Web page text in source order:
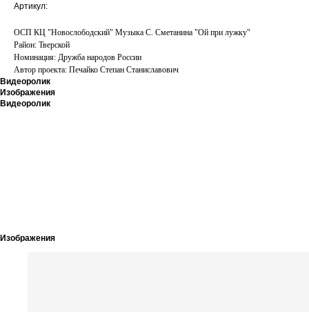
Артикул:
ОСП КЦ "Новослободский" Музыка С. Сметанина "Ой при лужку"
Район: Тверской
Номинация: Дружба народов России
Автор проекта: Печайко Степан Станиславович
Видеоролик
Изображения
Видеоролик
Изображения